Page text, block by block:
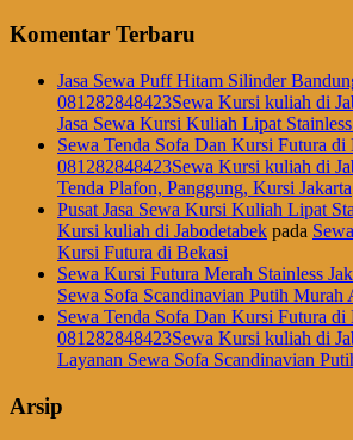
Komentar Terbaru
Jasa Sewa Puff Hitam Silinder
081282848423Sewa Kursi kuliah di
Jasa Sewa Kursi Kuliah Lipat Stainless
Sewa Tenda Sofa Dan Kursi Futura di
081282848423Sewa Kursi kuliah di
Tenda Plafon, Panggung, Kursi Jakarta
Pusat Jasa Sewa Kursi Kuliah Lipat
Kursi kuliah di Jabodetabek pada
Kursi Futura di Bekasi
Sewa Kursi Futura Merah Stainless
Sewa Sofa Scandinavian Putih Murah
Sewa Tenda Sofa Dan Kursi Futura di
081282848423Sewa Kursi kuliah di
Layanan Sewa Sofa Scandinavian
Arsip